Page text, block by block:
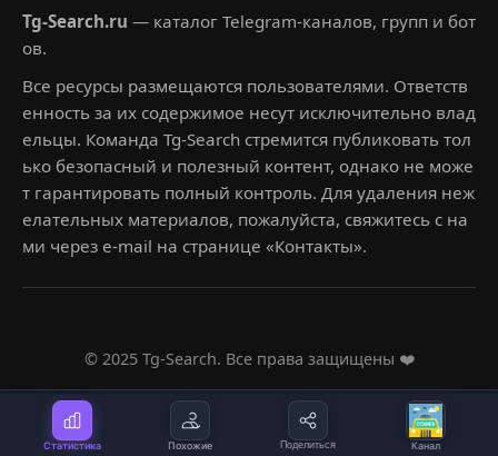
Статистика Похожие Поделиться Канал
Tg-Search.ru — каталог Telegram-каналов, групп и бот
ов.
Все ресурсы размещаются пользователями. Ответств
енность за их содержимое несут исключительно влад
ельцы. Команда Tg-Search стремится публиковать тол
ько безопасный и полезный контент, однако не може
т гарантировать полный контроль. Для удаления неж
елательных материалов, пожалуйста, свяжитесь с на
ми через e-mail на странице «Контакты».
© 2025 Tg-Search. Все права защищены ❤️